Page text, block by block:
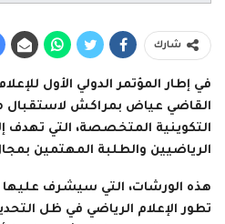
شارك
في إطار المؤتمر الدولي الأول
القاضي عياض بمراكش لاستقبال
التكوينية المتخصصة، التي تهدف
الرياضيين والطلبة المهتمين
هذه الورشات، التي سيشرف
تطور الإعلام الرياضي في ظل